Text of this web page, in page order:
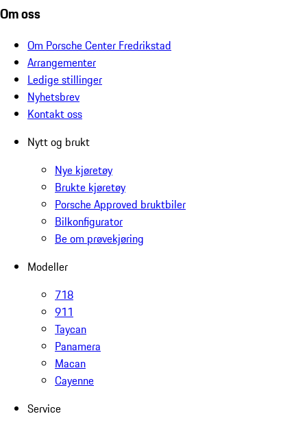
Om oss
Om Porsche Center Fredrikstad
Arrangementer
Ledige stillinger
Nyhetsbrev
Kontakt oss
Nytt og brukt
Nye kjøretøy
Brukte kjøretøy
Porsche Approved bruktbiler
Bilkonfigurator
Be om prøvekjøring
Modeller
718
911
Taycan
Panamera
Macan
Cayenne
Service